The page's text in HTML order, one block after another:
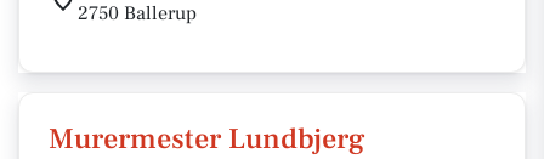
2750 Ballerup
Murermester Lundbjerg